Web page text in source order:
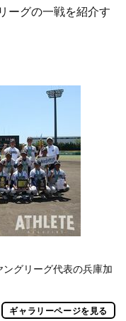
ーグの一戦を紹介す
グリーグ代表の兵庫加
ギャラリーページを見る